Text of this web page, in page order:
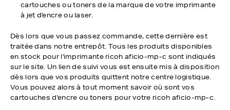
cartouches ou toners de la marque de votre imprimante
à jet d'encre ou laser.
Dès lors que vous passez commande, cette dernière est
traitée dans notre entrepôt. Tous les produits disponibles
en stock pour l'imprimante ricoh aficio-mp-c sont indiqués
sur le site. Un lien de suivi vous est ensuite mis à disposition
dès lors que vos produits quittent notre centre logistique.
Vous pouvez alors à tout moment savoir où sont vos
cartouches d'encre ou toners pour votre ricoh aficio-mp-c.